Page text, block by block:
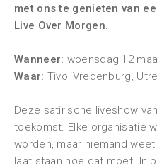
met ons te genieten van
Live Over Morgen.
Wanneer: woensdag 12
Waar: TivoliVredenburg,
Deze satirische liveshow
toekomst. Elke organisatie
worden, maar niemand
laat staan hoe dat moet. In